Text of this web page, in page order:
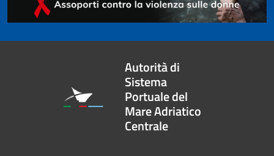
Autorità di
Sistema
Portuale del
Mare Adriatico
Centrale